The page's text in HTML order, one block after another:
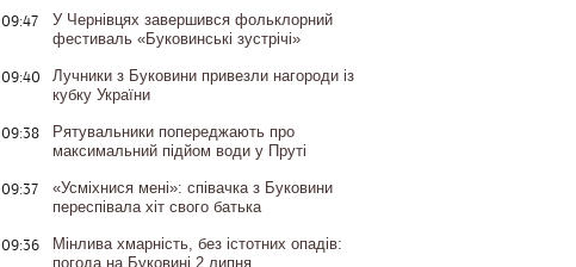
09:47
У Чернівцях завершився фольклорний
фестиваль «Буковинські зустрічі»
09:40
Лучники з Буковини привезли нагороди із
кубку України
09:38
Рятувальники попереджають про
максимальний підйом води у Пруті
09:37
«Усміхнися мені»: співачка з Буковини
переспівала хіт свого батька
09:36
Мінлива хмарність, без істотних опадів:
погода на Буковині 2 липня